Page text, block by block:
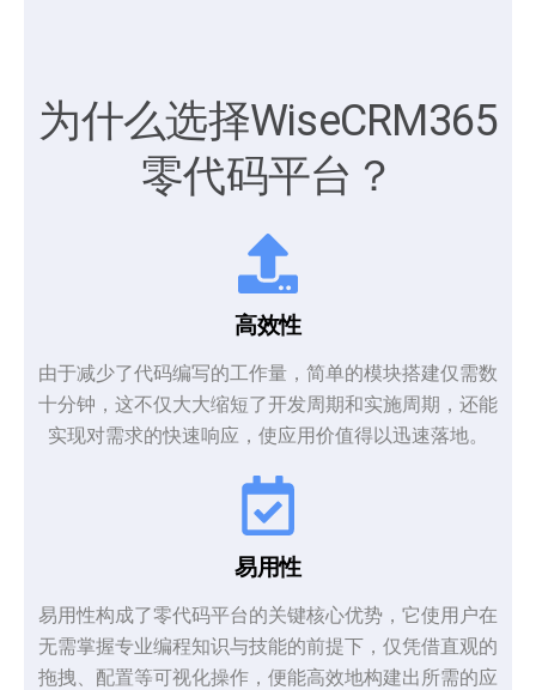
为什么选择WiseCRM365
零代码平台？
高效性
由于减少了代码编写的工作量，简单的模块搭建仅需数
十分钟，这不仅大大缩短了开发周期和实施周期，还能
实现对需求的快速响应，使应用价值得以迅速落地。
易用性
易用性构成了零代码平台的关键核心优势，它使用户在
无需掌握专业编程知识与技能的前提下，仅凭借直观的
拖拽、配置等可视化操作，便能高效地构建出所需的应